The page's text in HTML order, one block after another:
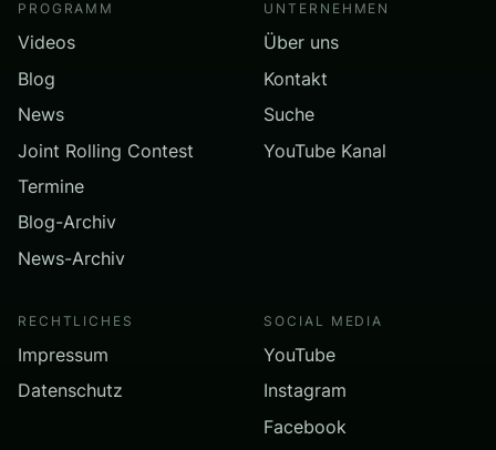
PROGRAMM
Videos
Blog
News
Joint Rolling Contest
Termine
Blog-Archiv
News-Archiv
UNTERNEHMEN
Über uns
Kontakt
Suche
YouTube Kanal
RECHTLICHES
Impressum
Datenschutz
SOCIAL MEDIA
YouTube
Instagram
Facebook